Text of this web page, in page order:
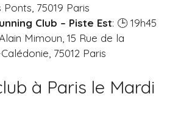
75019 Paris
Club – Piste Est: 🕒 19h45
Mimoun, 15 Rue de la
75012 Paris
à Paris le Mardi